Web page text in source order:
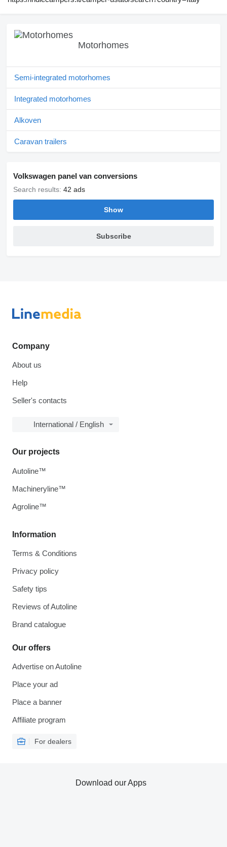
Motorhomes
Semi-integrated motorhomes
Integrated motorhomes
Alkoven
Caravan trailers
Volkswagen panel van conversions
Search results: 42 ads
Show
Subscribe
Company
About us
Help
Seller's contacts
International / English
Information
Terms & Conditions
Privacy policy
Safety tips
Reviews of Autoline
Brand catalogue
Our offers
Advertise on Autoline
Place your ad
Place a banner
Affiliate program
For dealers
Our projects
Autoline™
Machineryline™
Agroline™
Download our Apps